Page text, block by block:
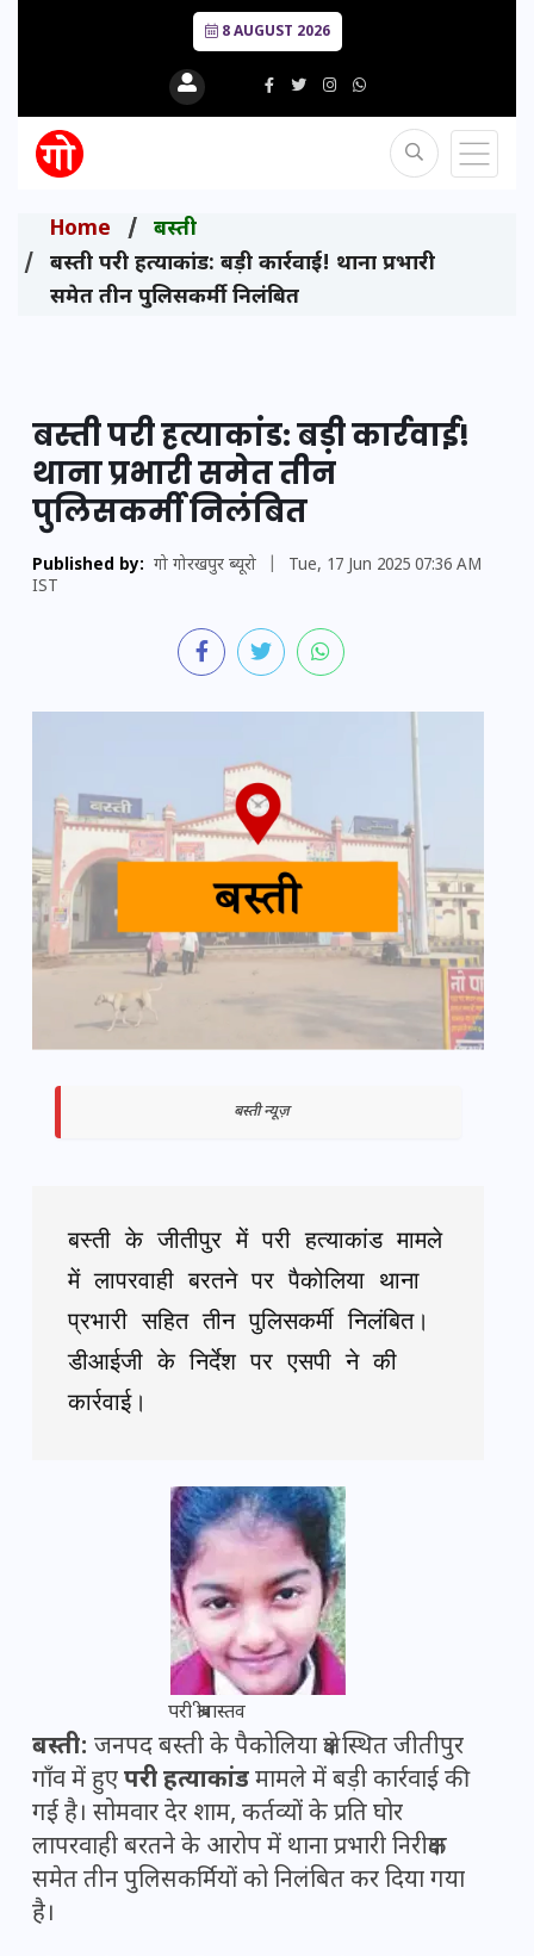
8 AUGUST 2026
Home
बस्ती
बस्ती परी हत्याकांड: बड़ी कार्रवाई! थाना प्रभारी
समेत तीन पुलिसकर्मी निलंबित
बस्ती परी हत्याकांड: बड़ी कार्रवाई!
थाना प्रभारी समेत तीन
पुलिसकर्मी निलंबित
Published by: गो गोरखपुर ब्यूरो
Tue, 17 Jun 2025 07:36 AM
IST
बस्ती न्यूज़
बस्ती के जीतीपुर में परी हत्याकांड मामले
में लापरवाही बरतने पर पैकोलिया थाना
प्रभारी सहित तीन पुलिसकर्मी निलंबित।
डीआईजी के निर्देश पर एसपी ने की
कार्रवाई।
परी श्रीवास्तव
बस्ती: जनपद बस्ती के पैकोलिया क्षेत्र स्थित जीतीपुर
गाँव में हुएपरी हत्याकांडमामले में बड़ी कार्रवाई की
गई है। सोमवार देर शाम, कर्तव्यों के प्रति घोर
लापरवाही बरतने के आरोप में थाना प्रभारी निरीक्षक
समेत तीन पुलिसकर्मियों को निलंबित कर दिया गया
है।